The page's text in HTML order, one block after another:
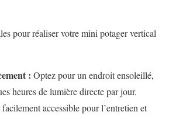
pour réaliser votre mini potager vertical
: Optez pour un endroit ensoleillé,
heures de lumière directe par jour.
accessible pour l’entretien et